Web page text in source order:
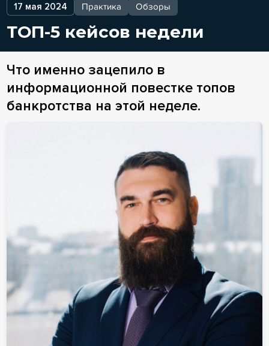
17 мая 2024 Практика Обзоры
ТОП-5 кейсов недели
Что именно зацепило в
информационной повестке топов
банкротства на этой неделе.